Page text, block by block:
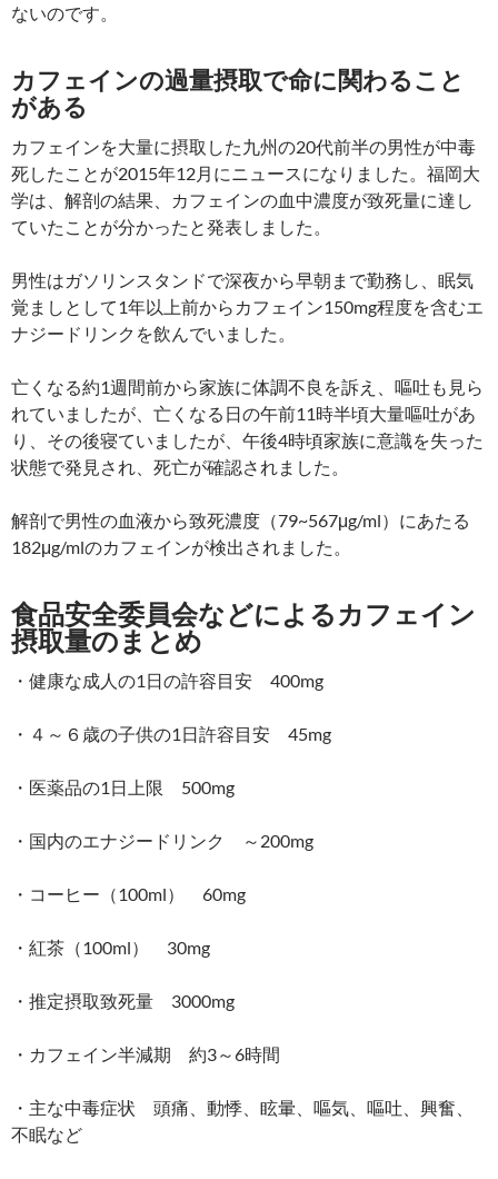
ないのです。
カフェインの過量摂取で命に関わること
がある
カフェインを大量に摂取した九州の20代前半の男性が中毒
死したことが2015年12月にニュースになりました。福岡大
学は、解剖の結果、カフェインの血中濃度が致死量に達し
ていたことが分かったと発表しました。
男性はガソリンスタンドで深夜から早朝まで勤務し、眠気
覚ましとして1年以上前からカフェイン150mg程度を含むエ
ナジードリンクを飲んでいました。
亡くなる約1週間前から家族に体調不良を訴え、嘔吐も見ら
れていましたが、亡くなる日の午前11時半頃大量嘔吐があ
り、その後寝ていましたが、午後4時頃家族に意識を失った
状態で発見され、死亡が確認されました。
解剖で男性の血液から致死濃度（79~567μg/ml）にあたる
182μg/mlのカフェインが検出されました。
食品安全委員会などによるカフェイン
摂取量のまとめ
・健康な成人の1日の許容目安 400mg
・４～６歳の子供の1日許容目安 45mg
・医薬品の1日上限 500mg
・国内のエナジードリンク ～200mg
・コーヒー（100ml） 60mg
・紅茶（100ml） 30mg
・推定摂取致死量 3000mg
・カフェイン半減期 約3～6時間
・主な中毒症状 頭痛、動悸、眩暈、嘔気、嘔吐、興奮、
不眠など